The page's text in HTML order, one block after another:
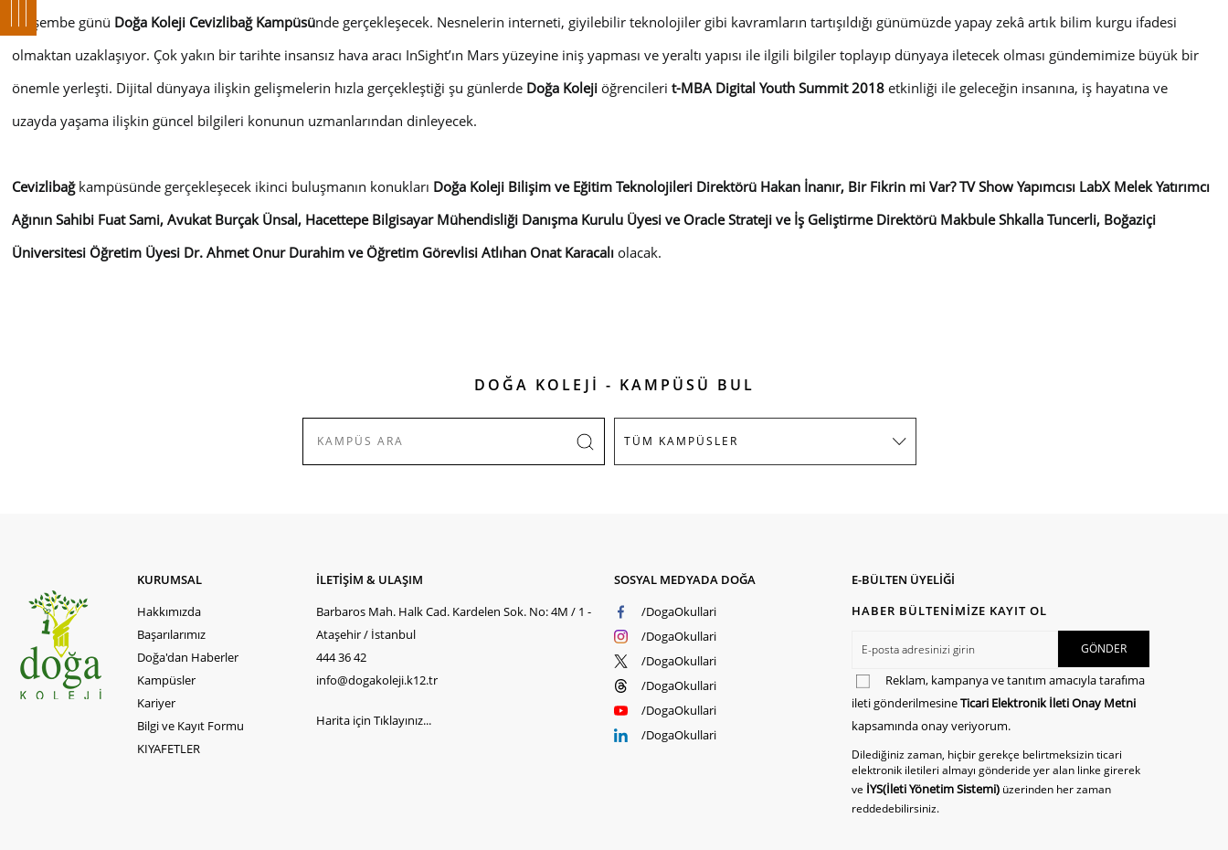
Perşembe günü Doğa Koleji Cevizlibağ Kampüsünde gerçekleşecek. Nesnelerin interneti, giyilebilir teknolojiler gibi kavramların tartışıldığı günümüzde yapay zekâ artık bilim kurgu ifadesi
olmaktan uzaklaşıyor. Çok yakın bir tarihte insansız hava aracı InSight’ın Mars yüzeyine iniş yapması ve yeraltı yapısı ile ilgili bilgiler toplayıp dünyaya iletecek olması gündemimize büyük bir
önemle yerleşti. Dijital dünyaya ilişkin gelişmelerin hızla gerçekleştiği şu günlerde Doğa Koleji öğrencileri t-MBA Digital Youth Summit 2018 etkinliği ile geleceğin insanına, iş hayatına ve
uzayda yaşama ilişkin güncel bilgileri konunun uzmanlarından dinleyecek.
Cevizlibağ kampüsünde gerçekleşecek ikinci buluşmanın konukları Doğa Koleji Bilişim ve Eğitim Teknolojileri Direktörü Hakan İnanır, Bir Fikrin mi Var? TV Show Yapımcısı LabX Melek Yatırımcı
Ağının Sahibi Fuat Sami, Avukat Burçak Ünsal, Hacettepe Bilgisayar Mühendisliği Danışma Kurulu Üyesi ve Oracle Strateji ve İş Geliştirme Direktörü Makbule Shkalla Tuncerli, Boğaziçi
Üniversitesi Öğretim Üyesi Dr. Ahmet Onur Durahim ve Öğretim Görevlisi Atlıhan Onat Karacalıolacak.
DOĞA KOLEJİ - KAMPÜSÜ BUL
KURUMSAL
Hakkımızda
Başarılarımız
Doğa'dan Haberler
Kampüsler
Kariyer
Bilgi ve Kayıt Formu
KIYAFETLER
İLETİŞİM & ULAŞIM
Barbaros Mah. Halk Cad. Kardelen Sok. No: 4M / 1 -
Ataşehir / İstanbul
444 36 42
info@dogakoleji.k12.tr
Harita için Tıklayınız...
SOSYAL MEDYADA DOĞA
/DogaOkullari
/DogaOkullari
/DogaOkullari
/DogaOkullari
/DogaOkullari
/DogaOkullari
E-BÜLTEN ÜYELİĞİ
HABER BÜLTENİMİZE KAYIT OL
Reklam, kampanya ve tanıtım amacıyla tarafıma
ileti gönderilmesineTicari Elektronik İleti Onay Metni
kapsamında onay veriyorum.
Dilediğiniz zaman, hiçbir gerekçe belirtmeksizin ticari
elektronik iletileri almayı gönderide yer alan linke girerek
ve İYS(İleti Yönetim Sistemi) üzerinden her zaman
reddedebilirsiniz.